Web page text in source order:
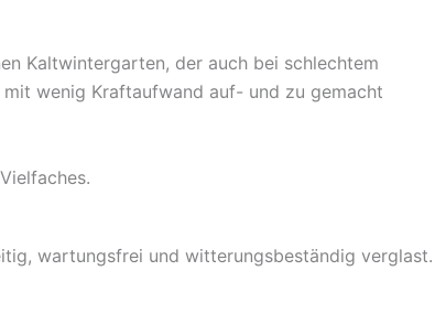
Kaltwintergarten, der auch bei schlechtem
wenig Kraftaufwand auf- und zu gemacht
wartungsfrei und witterungsbeständig verglast.